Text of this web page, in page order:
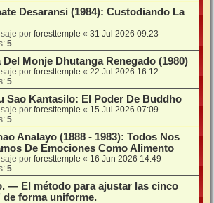
Desaransi (1984): Custodiando La
por foresttemple « 31 Jul 2026 09:23
5
Del Monje Dhutanga Renegado (1980)
por foresttemple « 22 Jul 2026 16:12
5
Sao Kantasilo: El Poder De Buddho
por foresttemple « 15 Jul 2026 07:09
5
Analayo (1888 - 1983): Todos Nos
De Emociones Como Alimento
por foresttemple « 16 Jun 2026 14:49
5
— El método para ajustar las cinco
forma uniforme.